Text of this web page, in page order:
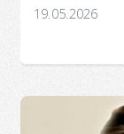
19.05.2026